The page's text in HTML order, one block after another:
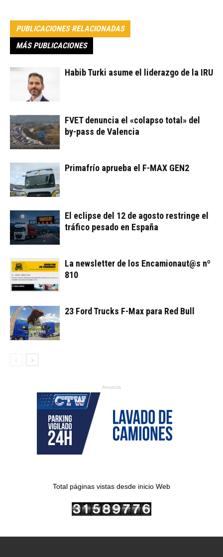
PUBLICACIONES RELACIONADAS
MÁS PUBLICACIONES
Habib Turki asume el liderazgo de la IRU
FVET denuncia el «colapso total» del
by-pass de Valencia
Primafrío aprueba el F-MAX GEN2
El eclipse del 12 de agosto restringe el
tráfico pesado en España
La newsletter de los Encamionaut@s nº
810
23 Ford Trucks F-Max para Red Bull
Anuncio
Total páginas vistas desde inicio Web